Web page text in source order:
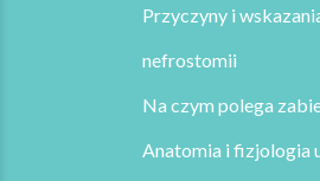
Przyczyny i
nefrostomii
Na czym polega
Anatomia i fizjologia